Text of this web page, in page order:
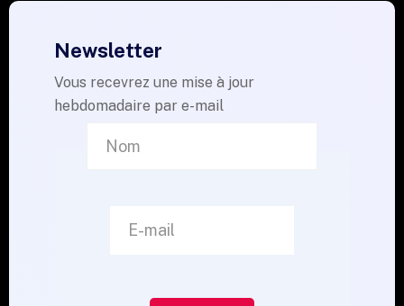
Newsletter
Vous recevrez une mise à jour
hebdomadaire par e-mail